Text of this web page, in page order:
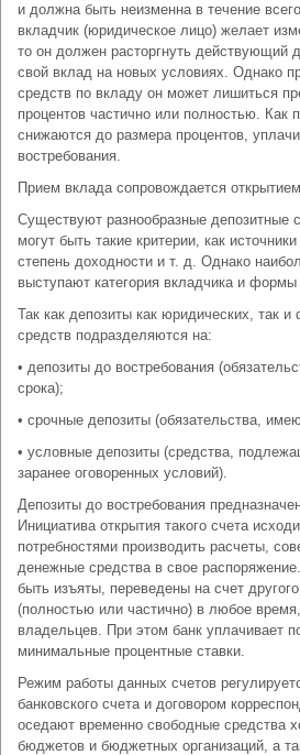
и должна быть неизменна в течение
вкладчик (юридическое лицо) желает
то он должен расторгнуть действующий
свой вклад на новых условиях. Однако
средств по вкладу он может лишиться
процентов частично или полностью. Как
снижаются до размера процентов,
востребования.
Прием вклада сопровождается
Существуют разнообразные депозитные
могут быть такие критерии, как
степень доходности и т. д. Однако
выступают категория вкладчика и формы
Так как депозиты как юридических, так
средств подразделяются на:
• депозиты до востребования
срока);
• срочные депозиты (обязательства,
• условные депозиты (средства,
заранее оговоренных условий).
Депозиты до востребования
Инициатива открытия такого счета
потребностями производить расчеты,
денежные средства в свое
быть изъяты, переведены на счет
(полностью или частично) в любое
владельцев. При этом банк уплачивает
минимальные процентные ставки.
Режим работы данных счетов
банковского счета и договором
оседают временно свободные средства
бюджетов и бюджетных организаций, а